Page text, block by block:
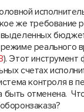
же требование
реального
). Этот инструмент
счетах
контроля в
отменена.